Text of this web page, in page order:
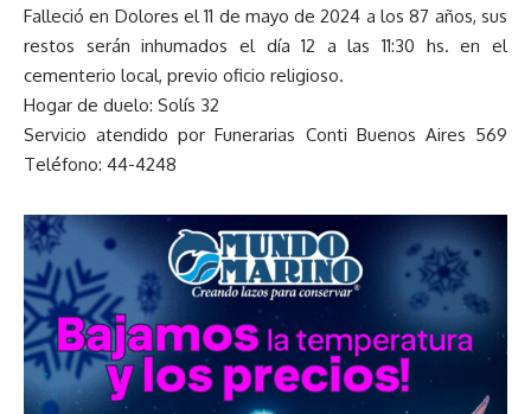
Falleció en Dolores el 11 de mayo de 2024 a los 87 años, sus
restos serán inhumados el día 12 a las 11:30 hs. en el
cementerio local, previo oficio religioso.
Hogar de duelo: Solís 32
Servicio atendido por Funerarias Conti Buenos Aires 569
Teléfono: 44-4248